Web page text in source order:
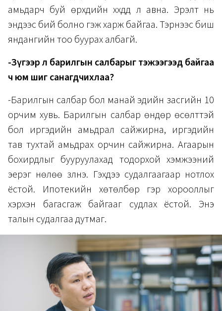
амьдарч буй өрхүүдийн хүүхдүүд л авна. Эрэлт нь
эндээс бий болно гэж харж байгаа. Тэрнээс биш
яндангийн тоо буурах албагүй.
-Зүгээр л барилгын салбарыг тэжээгээд байгаа
ч юм шиг санагдчихлаа?
-Барилгын салбар бол манай эдийн засгийн 10
орчим хувь. Барилгын салбар өндөр өсөлттэй
бол иргэдийн амьдрал сайжирна, иргэдийн
тав тухтай амьдрах орчин сайжирна. Агаарын
бохирдлыг бууруулахад тодорхой хэмжээний
эерэг нөлөө үзүүлнэ. Гэхдээ судалгаагаар нотлох
ёстой. Ипотекийн хөтөлбөр гэр хорооллыг
хэрхэн багасгаж байгааг судлах ёстой. Энэ
талын судалгаа дутмаг.